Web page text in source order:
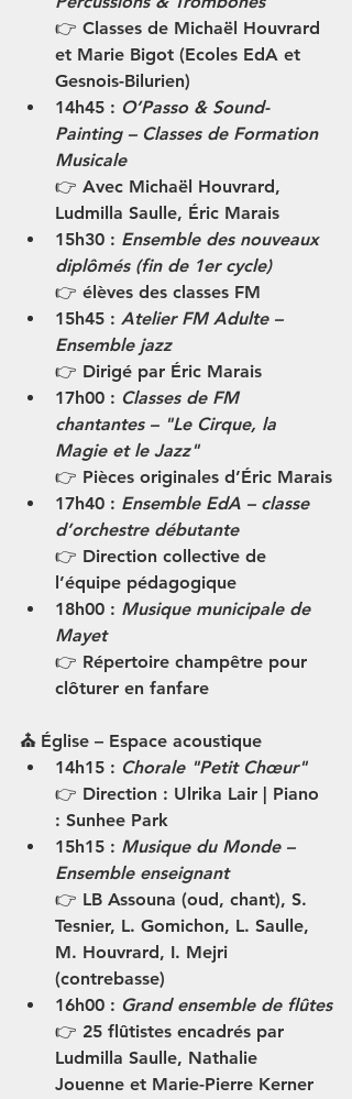
👉 Classes de Michaël Houvrard
et Marie Bigot (Ecoles EdA et
Gesnois-Bilurien)
14h45 : O’Passo & Sound-
Painting – Classes de Formation
Musicale
👉 Avec Michaël Houvrard,
Ludmilla Saulle, Éric Marais
15h30 : Ensemble des nouveaux
diplômés (fin de 1er cycle)
👉 élèves des classes FM
15h45 : Atelier FM Adulte –
Ensemble jazz
👉 Dirigé par Éric Marais
17h00 : Classes de FM
chantantes – "Le Cirque, la
Magie et le Jazz"
👉 Pièces originales d’Éric Marais
17h40 : Ensemble EdA – classe
d’orchestre débutante
👉 Direction collective de
l’équipe pédagogique
18h00 : Musique municipale de
Mayet
👉 Répertoire champêtre pour
clôturer en fanfare
⛪ Église – Espace acoustique
14h15 : Chorale "Petit Chœur"
👉 Direction : Ulrika Lair | Piano
: Sunhee Park
15h15 : Musique du Monde –
Ensemble enseignant
👉 LB Assouna (oud, chant), S.
Tesnier, L. Gomichon, L. Saulle,
M. Houvrard, I. Mejri
(contrebasse)
16h00 : Grand ensemble de flûtes
👉 25 flûtistes encadrés par
Ludmilla Saulle, Nathalie
Jouenne et Marie-Pierre Kerner